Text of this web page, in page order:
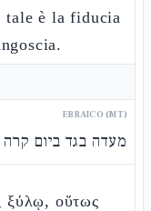
tale è la fiducia
EBRAICO (MT)
מעדה בגד ביום
ξύλῳ, οὕτως